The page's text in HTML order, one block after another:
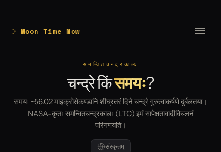
☽ Moon Time Now
समन्वितचन्द्रकालः
चन्द्रे किंसमयः?
समयः ~56.02 माइक्रोसेकण्डानि शीघ्रतरं दिने चन्द्रे गुरुत्वाकर्षणे दुर्बलतया।
NASA-कृतः समन्वितचन्द्रकालः (LTC) इमं सापेक्षतावादीविचलनं
परिगणयति।
संस्कृतम्